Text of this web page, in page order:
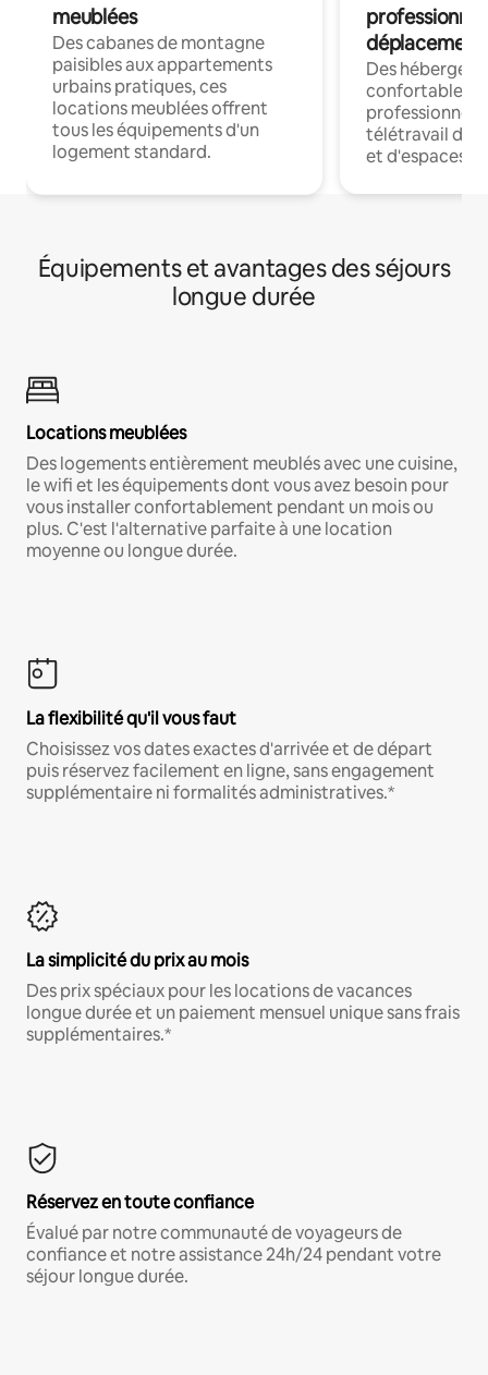
meublées
Des cabanes de montagne
paisibles aux appartements
urbains pratiques, ces
locations meublées offrent
tous les équipements d'un
logement standard.
déplacement
Des
confortables
professionnels
télétravail
et d'espaces
Équipements et avantages des séjours
longue durée
Locations meublées
Des logements entièrement meublés avec une cuisine,
le wifi et les équipements dont vous avez besoin pour
vous installer confortablement pendant un mois ou
plus. C'est l'alternative parfaite à une location
moyenne ou longue durée.
La flexibilité qu'il vous faut
Choisissez vos dates exactes d'arrivée et de départ
puis réservez facilement en ligne, sans engagement
supplémentaire ni formalités administratives.*
La simplicité du prix au mois
Des prix spéciaux pour les locations de vacances
longue durée et un paiement mensuel unique sans frais
supplémentaires.*
Réservez en toute confiance
Évalué par notre communauté de voyageurs de
confiance et notre assistance 24h/24 pendant votre
séjour longue durée.